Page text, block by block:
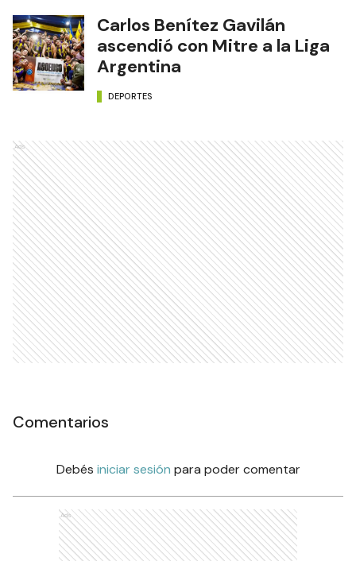
Carlos Benítez Gavilán
ascendió con Mitre a la Liga
Argentina
DEPORTES
Ads
Comentarios
Debés iniciar sesión para poder comentar
Ads